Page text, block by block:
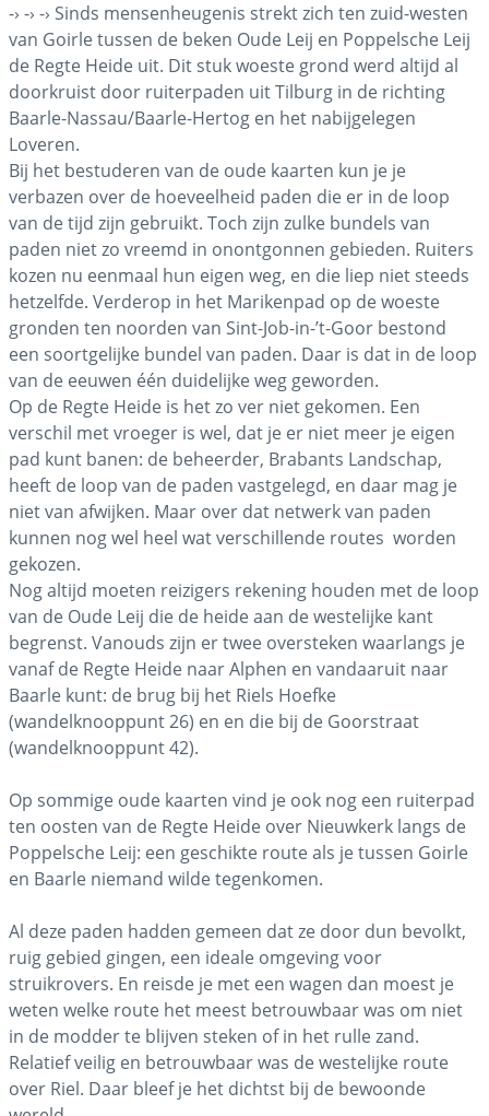
-› -› -› Sinds mensenheugenis strekt zich ten zuid-westen
van Goirle tussen de beken Oude Leij en Poppelsche Leij
de Regte Heide uit. Dit stuk woeste grond werd altijd al
doorkruist door ruiterpaden uit Tilburg in de richting
Baarle-Nassau/Baarle-Hertog en het nabijgelegen
Loveren.
Bij het bestuderen van de oude kaarten kun je je
verbazen over de hoeveelheid paden die er in de loop
van de tijd zijn gebruikt. Toch zijn zulke bundels van
paden niet zo vreemd in onontgonnen gebieden. Ruiters
kozen nu eenmaal hun eigen weg, en die liep niet steeds
hetzelfde. Verderop in het Marikenpad op de woeste
gronden ten noorden van Sint-Job-in-’t-Goor bestond
een soortgelijke bundel van paden. Daar is dat in de loop
van de eeuwen één duidelijke weg geworden.
Op de Regte Heide is het zo ver niet gekomen. Een
verschil met vroeger is wel, dat je er niet meer je eigen
pad kunt banen: de beheerder, Brabants Landschap,
heeft de loop van de paden vastgelegd, en daar mag je
niet van afwijken. Maar over dat netwerk van paden
kunnen nog wel heel wat verschillende routes worden
gekozen.
Nog altijd moeten reizigers rekening houden met de loop
van de Oude Leij die de heide aan de westelijke kant
begrenst. Vanouds zijn er twee oversteken waarlangs je
vanaf de Regte Heide naar Alphen en vandaaruit naar
Baarle kunt: de brug bij het Riels Hoefke
(wandelknooppunt 26) en en die bij de Goorstraat
(wandelknooppunt 42).
Op sommige oude kaarten vind je ook nog een ruiterpad
ten oosten van de Regte Heide over Nieuwkerk langs de
Poppelsche Leij: een geschikte route als je tussen Goirle
en Baarle niemand wilde tegenkomen.
Al deze paden hadden gemeen dat ze door dun bevolkt,
ruig gebied gingen, een ideale omgeving voor
struikrovers. En reisde je met een wagen dan moest je
weten welke route het meest betrouwbaar was om niet
in de modder te blijven steken of in het rulle zand.
Relatief veilig en betrouwbaar was de westelijke route
over Riel. Daar bleef je het dichtst bij de bewoonde